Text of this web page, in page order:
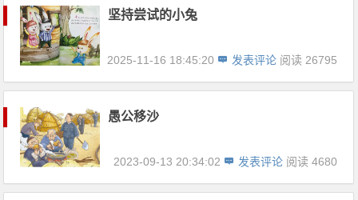
坚持尝试的小兔
2025-11-16 18:45:20 发表评论 阅读 26795
愚公移沙
2023-09-13 20:34:02 发表评论 阅读 4680